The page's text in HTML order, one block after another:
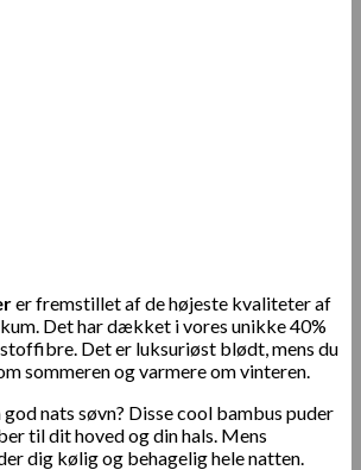
er fremstillet af de højeste kvaliteter af
Det har dækket i vores unikke 40%
Det er luksuriøst blødt, mens du
sommeren og varmere om vinteren.
nats søvn? Disse cool bambus puder
til dit hoved og din hals. Mens
dig kølig og behagelig hele natten.